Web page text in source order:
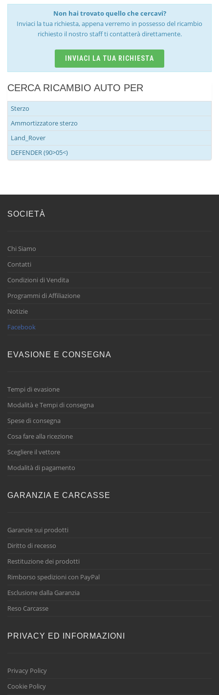
Non hai trovato quello che cercavi?
Inviaci la tua richiesta, appena verremo in possesso del ricambio
richiesto il nostro staff ti contatterà direttamente.
INVIACI LA TUA RICHIESTA
CERCA RICAMBIO AUTO PER
Sterzo
Ammortizzatore sterzo
Land_Rover
DEFENDER (90>05<)
SOCIETÀ
Chi Siamo
Contatti
Condizioni di Vendita
Programmi di Affiliazione
Notizie
Facebook
EVASIONE E CONSEGNA
Tempi di evasione
Modalità e Tempi di consegna
Spese di consegna
Cosa fare alla ricezione
Scegliere il vettore
Modalità di pagamento
GARANZIA E CARCASSE
Garanzie sui prodotti
Diritto di recesso
Restituzione dei prodotti
Rimborso spedizioni con PayPal
Esclusione dalla Garanzia
Reso Carcasse
PRIVACY ED INFORMAZIONI
Privacy Policy
Cookie Policy